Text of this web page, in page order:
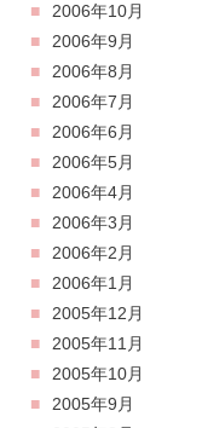
2006年10月
2006年9月
2006年8月
2006年7月
2006年6月
2006年5月
2006年4月
2006年3月
2006年2月
2006年1月
2005年12月
2005年11月
2005年10月
2005年9月